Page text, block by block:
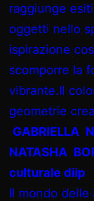
raggiunge
oggetti nello
ispirazione
scomporre la
vibrante.Il
geometrie
GABRIELLA
NATASHA
culturale diip
Il mondo